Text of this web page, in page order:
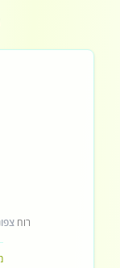
רוח